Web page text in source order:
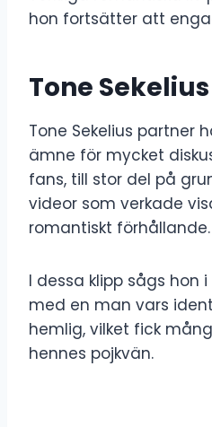
hon fortsätter att
Tone
Tone Sekelius partner
ämne för mycket
fans, till stor del på
videor som verkade
romantiskt förhållande.
I dessa klipp sågs hon
med en man vars
hemlig, vilket fick
hennes pojkvän.